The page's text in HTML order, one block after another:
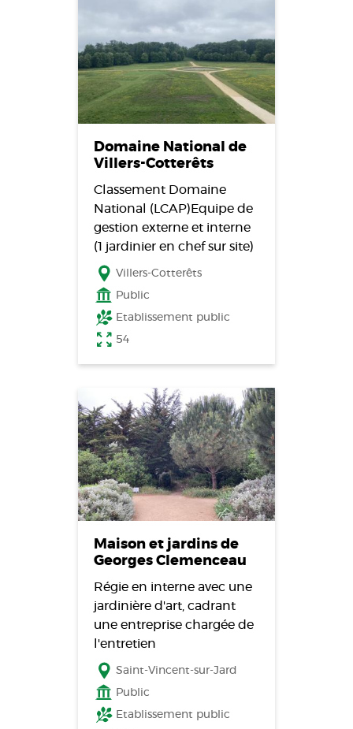
Domaine National de
Villers-Cotterêts
Classement Domaine
National (LCAP)Equipe de
gestion externe et interne
(1 jardinier en chef sur site)
Villers-Cotterêts
Public
Etablissement public
54
Maison et jardins de
Georges Clemenceau
Régie en interne avec une
jardinière d'art, cadrant
une entreprise chargée de
l'entretien
Saint-Vincent-sur-Jard
Public
Etablissement public